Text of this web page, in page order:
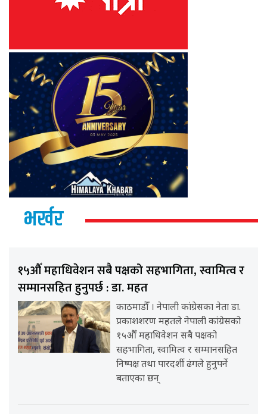
भर्खर
१५औँ महाधिवेशन सबै पक्षको सहभागिता, स्वामित्व र
सम्मानसहित हुनुपर्छ : डा. महत
काठमाडौँ । नेपाली कांग्रेसका नेता डा.
प्रकाशशरण महतले नेपाली कांग्रेसको
१५औँ महाधिवेशन सबै पक्षको
सहभागिता, स्वामित्व र सम्मानसहित
निष्पक्ष तथा पारदर्शी ढंगले हुनुपर्ने
बताएका छन्